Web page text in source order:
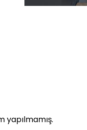
yapılmamış.